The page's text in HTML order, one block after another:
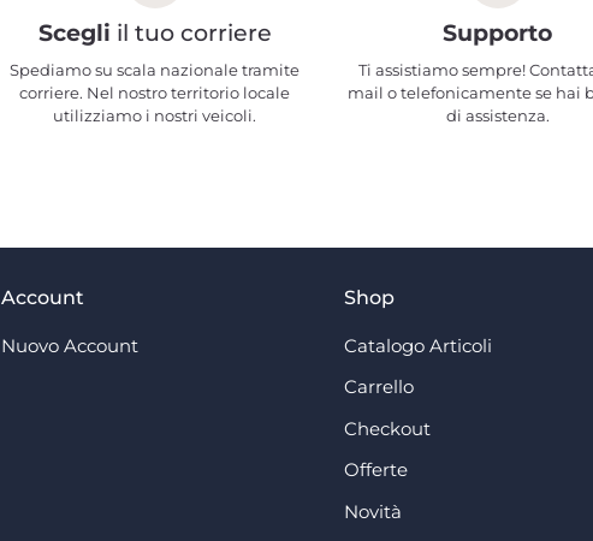
Scegli il tuo corriere
Spediamo su scala nazionale tramite
corriere. Nel nostro territorio locale
utilizziamo i nostri veicoli.
Supporto
Ti assistiamo sempre!
mail o telefonicamente se hai
di assistenza.
Account
Nuovo Account
Shop
Catalogo Articoli
Carrello
Checkout
Offerte
Novità